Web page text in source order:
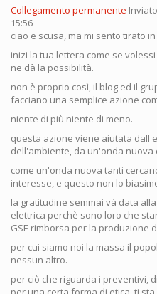
Collegamento permanente
15:56
ciao e scusa, ma mi sento tirato
inizi la tua lettera come se
ne dà la possibilità.
non è proprio così, il blog ed il
facciano una semplice azione
niente di più niente di meno.
questa azione viene aiutata
dell'ambiente, da un'onda
come un'onda nuova tanti
interesse, e questo non lo
la gratitudine semmai và data
elettrica perchè sono loro che
GSE rimborsa per la produzione
per cui siamo noi la massa il
nessun altro.
per ciò che riguarda i preventivi,